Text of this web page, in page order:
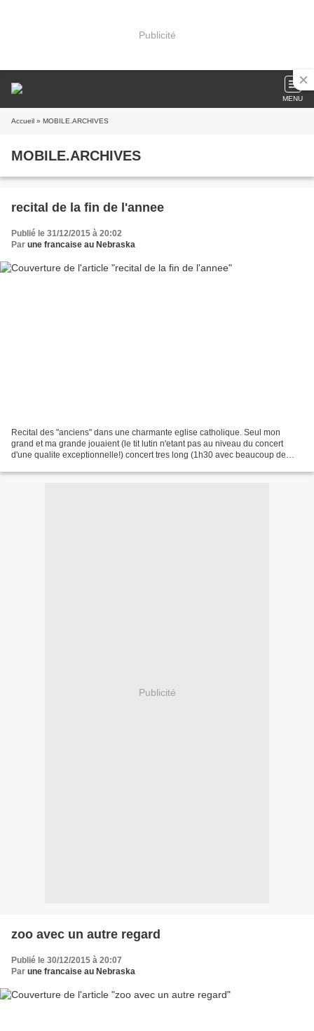
Publicité
MENU
Accueil » MOBILE.ARCHIVES
MOBILE.ARCHIVES
recital de la fin de l'annee
Publié le 31/12/2015 à 20:02
Par une francaise au Nebraska
Recital des "anciens" dans une charmante eglise catholique. Seul mon
grand et ma grande jouaient (le tit lutin n'etant pas au niveau du concert
d'une qualite exceptionnelle!) concert tres long (1h30 avec beaucoup de
Publicité
zoo avec un autre regard
Publié le 30/12/2015 à 20:07
Par une francaise au Nebraska